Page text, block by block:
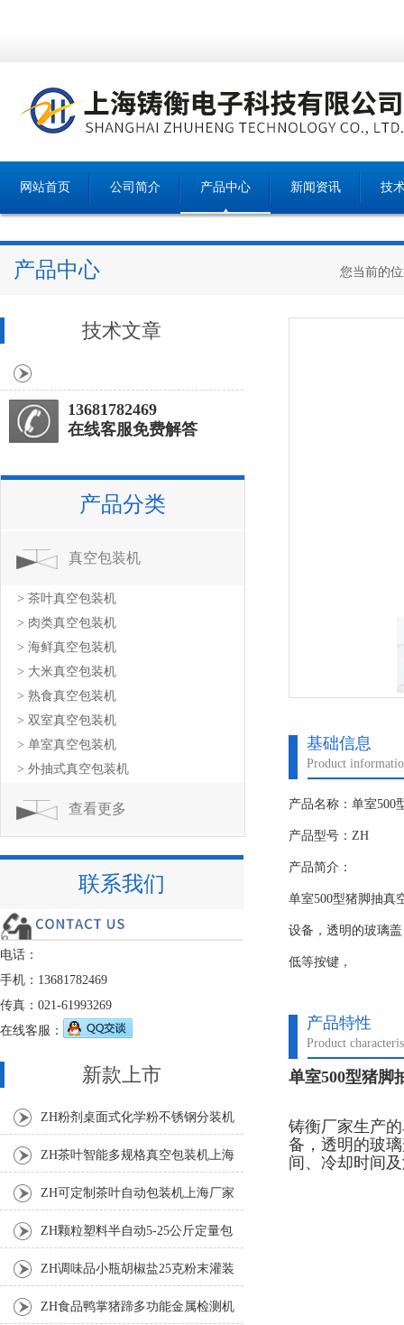
网站首页 公司简介 产品中心 新闻资讯 技
产品中心 您当前的
基础信息
Product
产品名称：单室500
产品型号：ZH
产品简介：
单室500型猪脚抽真
设备，透明的玻璃
低等按键，
产品特性
Product
单室500型猪脚
铸衡厂家生产
备，透明的玻
间、冷却时间
技术文章
13681782469
在线客服免费解答
产品分类
真空包装机
> 茶叶真空包装机
> 肉类真空包装机
> 海鲜真空包装机
> 大米真空包装机
> 熟食真空包装机
> 双室真空包装机
> 单室真空包装机
> 外抽式真空包装机
查看更多
联系我们
电话：
手机：13681782469
传真：021-61993269
在线客服：
新款上市
ZH粉剂桌面式化学粉不锈钢分装机
ZH茶叶智能多规格真空包装机上海
厂家 ZH可定制茶叶自动包装机上海厂家
ZH颗粒塑料半自动5-25公斤定量包
装机 ZH调味品小瓶胡椒盐25克粉末灌装
ZH食品鸭掌猪蹄多功能金属检测机